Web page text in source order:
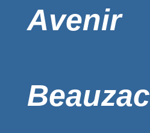
Avenir
Beauzac